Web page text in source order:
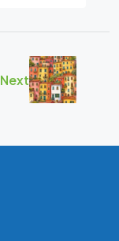
Next